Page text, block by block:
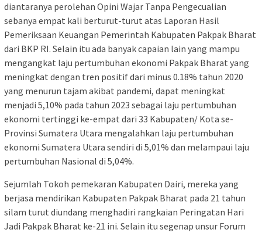
diantaranya perolehan Opini Wajar Tanpa Pengecualian
sebanya empat kali berturut-turut atas Laporan Hasil
Pemeriksaan Keuangan Pemerintah Kabupaten Pakpak Bharat
dari BKP RI. Selain itu ada banyak capaian lain yang mampu
mengangkat laju pertumbuhan ekonomi Pakpak Bharat yang
meningkat dengan tren positif dari minus 0.18% tahun 2020
yang menurun tajam akibat pandemi, dapat meningkat
menjadi 5,10% pada tahun 2023 sebagai laju pertumbuhan
ekonomi tertinggi ke-empat dari 33 Kabupaten/ Kota se-
Provinsi Sumatera Utara mengalahkan laju pertumbuhan
ekonomi Sumatera Utara sendiri di 5,01% dan melampaui laju
pertumbuhan Nasional di 5,04%.
Sejumlah Tokoh pemekaran Kabupaten Dairi, mereka yang
berjasa mendirikan Kabupaten Pakpak Bharat pada 21 tahun
silam turut diundang menghadiri rangkaian Peringatan Hari
Jadi Pakpak Bharat ke-21 ini. Selain itu segenap unsur Forum